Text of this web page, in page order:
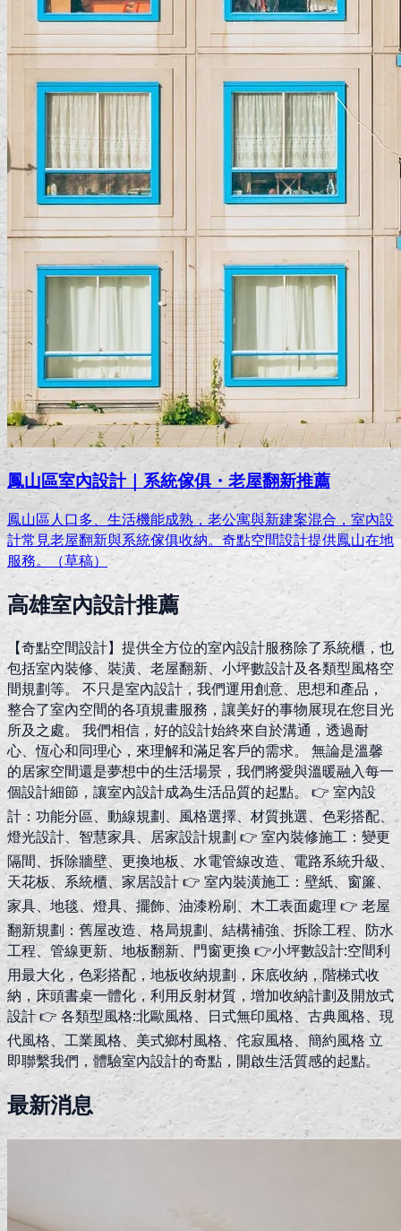
鳳山區室內設計｜系統傢俱・老屋翻新推薦
鳳山區人口多、生活機能成熟，老公寓與新建案混合，室內設
計常見老屋翻新與系統傢俱收納。奇點空間設計提供鳳山在地
服務。（草稿）
高雄室內設計推薦
【奇點空間設計】提供全方位的室內設計服務除了系統櫃，也
包括室內裝修、裝潢、老屋翻新、小坪數設計及各類型風格空
間規劃等。 不只是室內設計，我們運用創意、思想和產品，
整合了室內空間的各項規畫服務，讓美好的事物展現在您目光
所及之處。 我們相信，好的設計始終來自於溝通，透過耐
心、恆心和同理心，來理解和滿足客戶的需求。 無論是溫馨
的居家空間還是夢想中的生活場景，我們將愛與溫暖融入每一
個設計細節，讓室內設計成為生活品質的起點。 👉 室內設
計：功能分區、動線規劃、風格選擇、材質挑選、色彩搭配、
燈光設計、智慧家具、居家設計規劃 👉 室內裝修施工：變更
隔間、拆除牆壁、更換地板、水電管線改造、電路系統升級、
天花板、系統櫃、家居設計 👉 室內裝潢施工：壁紙、窗簾、
家具、地毯、燈具、擺飾、油漆粉刷、木工表面處理 👉 老屋
翻新規劃：舊屋改造、格局規劃、結構補強、拆除工程、防水
工程、管線更新、地板翻新、門窗更換 👉小坪數設計:空間利
用最大化，色彩搭配，地板收納規劃，床底收納，階梯式收
納，床頭書桌一體化，利用反射材質，增加收納計劃及開放式
設計 👉 各類型風格:北歐風格、日式無印風格、古典風格、現
代風格、工業風格、美式鄉村風格、侘寂風格、簡約風格 立
即聯繫我們，體驗室內設計的奇點，開啟生活質感的起點。
最新消息